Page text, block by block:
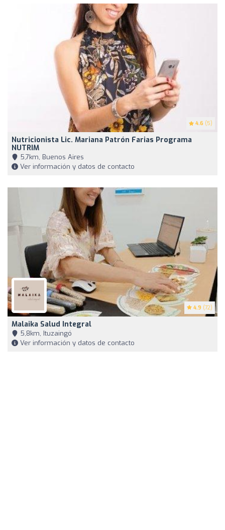
4.6 (5)
Nutricionista Lic. Mariana Patrón Farias Programa
NUTRIM
5,7km, Buenos Aires
Ver información y datos de contacto
4.9 (72)
Malaika Salud Integral
5,8km, Ituzaingó
Ver información y datos de contacto